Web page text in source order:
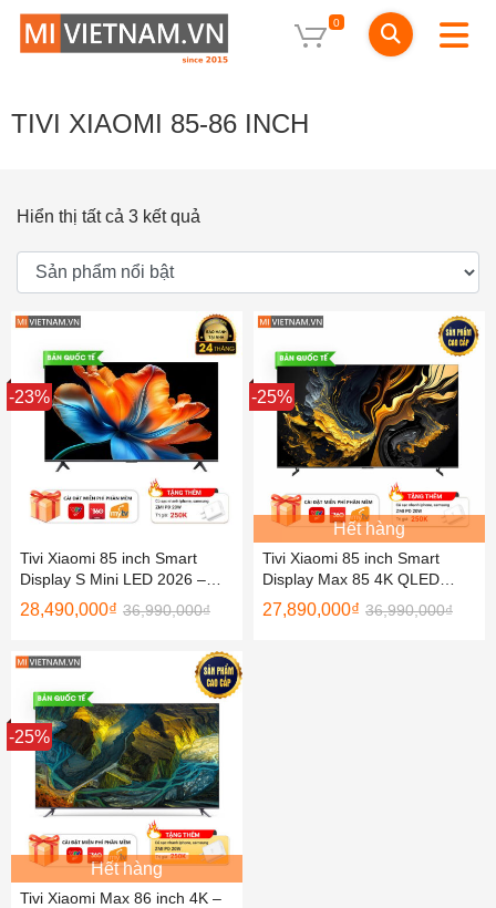
0
TIVI XIAOMI 85-86 INCH
Hiển thị tất cả 3 kết quả
Sale
-23%
Tivi Xiaomi 85 inch Smart
Display S Mini LED 2026 –
Bản Quốc Tế
28,490,000₫ 36,990,000₫
Sale
-25%
Hết hàng
Tivi Xiaomi 85 inch Smart
Display Max 85 4K QLED
2025 – Bản Quốc Tế
27,890,000₫ 36,990,000₫
Sale
-25%
Hết hàng
Tivi Xiaomi Max 86 inch 4K –